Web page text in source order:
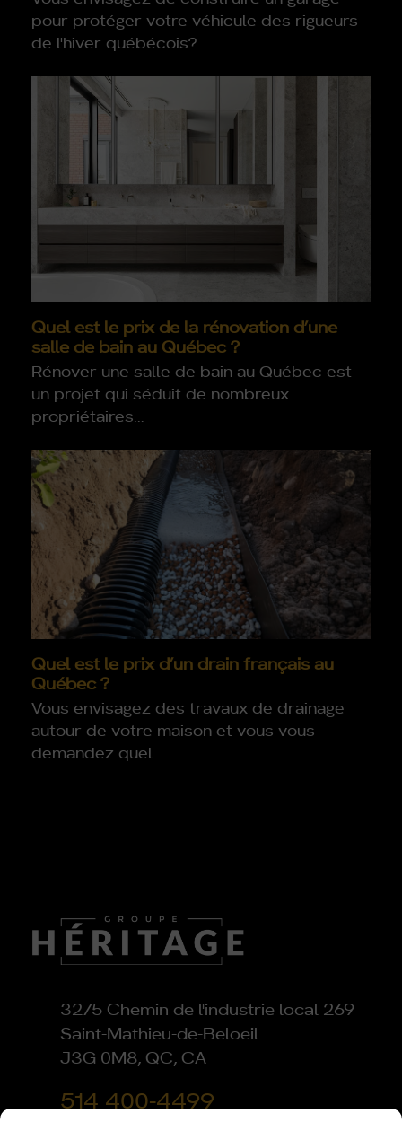
pour protéger votre véhicule des rigueurs
de l'hiver québécois?…
Quel est le prix de la rénovation d’une
salle de bain au Québec ?
Rénover une salle de bain au Québec est
un projet qui séduit de nombreux
propriétaires…
Quel est le prix d’un drain français au
Québec ?
Vous envisagez des travaux de drainage
autour de votre maison et vous vous
demandez quel…
3275 Chemin de l'industrie local 269
Saint-Mathieu-de-Beloeil
J3G 0M8, QC, CA
514 400-4499